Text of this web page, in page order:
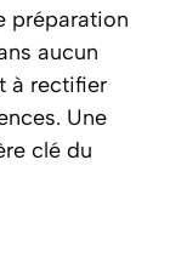
préparation
aucun
à rectifier
Une
clé du